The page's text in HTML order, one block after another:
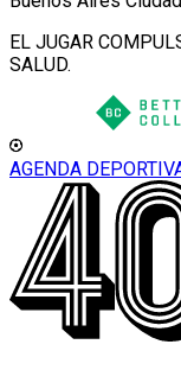
EL JUGAR
SALUD.
AGENDA